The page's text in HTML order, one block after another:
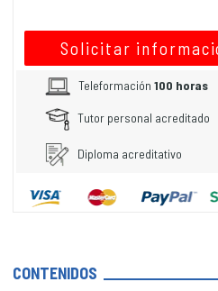
CONTENIDOS
Solicitar
Teleformación100 horas
Tutor personal acreditado
Diploma acreditativo